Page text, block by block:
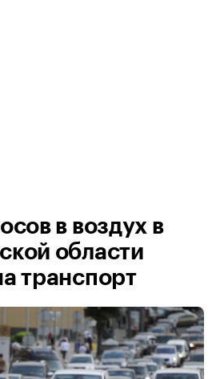
в воздух в
области
транспорт